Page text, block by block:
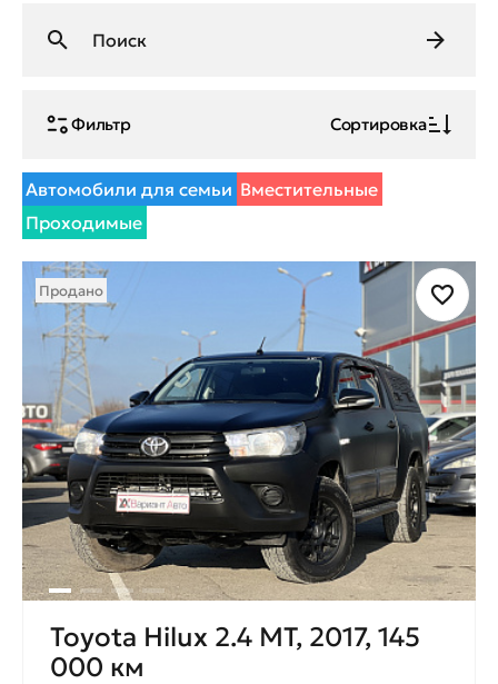
Фильтр Сортировка
Автомобили для семьи Вместительные
Проходимые
Продано
Toyota Hilux 2.4 МТ, 2017, 145
000 км